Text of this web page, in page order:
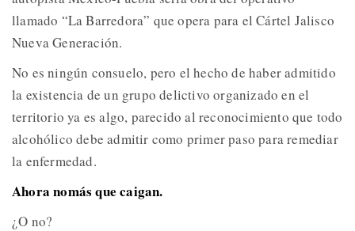
llamado “La Barredora” que opera para el Cártel Jalisco
Nueva Generación.
No es ningún consuelo, pero el hecho de haber admitido
la existencia de un grupo delictivo organizado en el
territorio ya es algo, parecido al reconocimiento que todo
alcohólico debe admitir como primer paso para remediar
la enfermedad.
Ahora nomás que caigan.
¿O no?